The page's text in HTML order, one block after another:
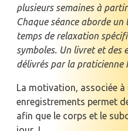
plusieurs semaines à
Chaque séance aborde
temps de relaxation
symboles. Un livret et des
délivrés par la praticienne
La motivation, associée à
enregistrements permet
afin que le corps et le